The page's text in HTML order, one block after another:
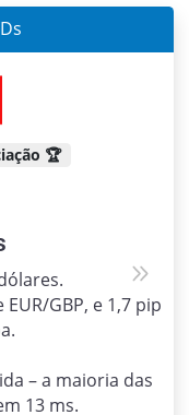
🏆
GBP, e 1,7 pip
– a maioria das
13 ms.
Next